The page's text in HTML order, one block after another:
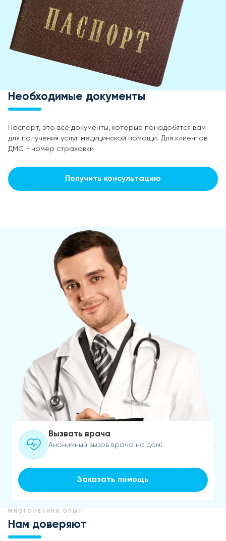
Необходимые документы
Паспорт, это все документы, которые понадобятся вам
для получения услуг медицинской помощи. Для клиентов
ДМС - номер страховки
Получить консультацию
Вызвать врача
Анонимный вызов врача на дом!
Заказать помощь
МНОГОЛЕТНИЙ ОПЫТ
Нам доверяют